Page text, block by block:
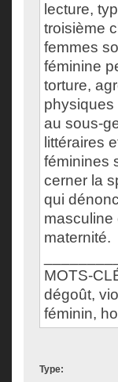
lecture,
troisième
femmes
féminine
torture,
physiques
au sous-
littéraires
féminines
cerner la
qui
masculine
maternité.
MOTS-
dégoût,
féminin,
Type: